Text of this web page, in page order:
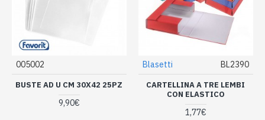
005002
BUSTE AD U CM 30X42 25PZ
9,90€
Blasetti BL2390
CARTELLINA A TRE LEMBI
CON ELASTICO
1,77€